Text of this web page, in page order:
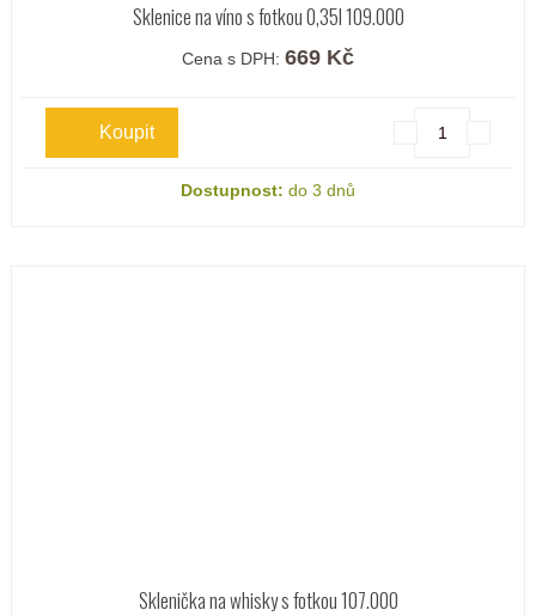
Sklenice na víno s fotkou 0,35l 109.000
Cena s DPH: 669 Kč
Dostupnost: do 3 dnů
Sklenička na whisky s fotkou 107.000